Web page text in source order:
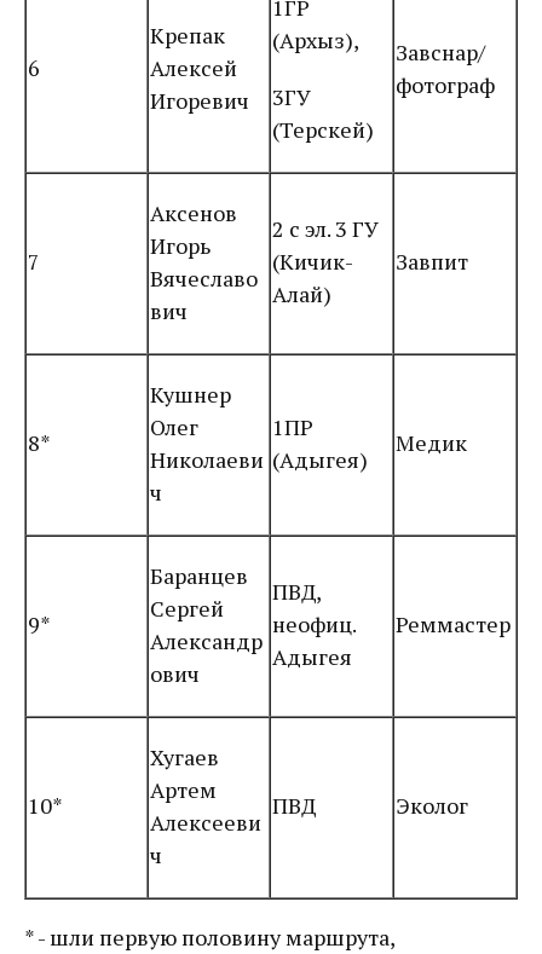
6
Крепак
Алексей
Игоревич
1ГР
(Архыз),
3ГУ
(Терскей)
Завснар/
фотограф
7
Аксенов
Игорь
Вячеславо
вич
2 с эл. 3 ГУ
(Кичик-
Алай)
Завпит
8*
Кушнер
Олег
Николаеви
ч
1ПР
(Адыгея)
Медик
9*
Баранцев
Сергей
Александр
ович
ПВД,
неофиц.
Адыгея
Реммастер
10*
Хугаев
Артем
Алексееви
ч
ПВД Эколог
* - шли первую половину маршрута,